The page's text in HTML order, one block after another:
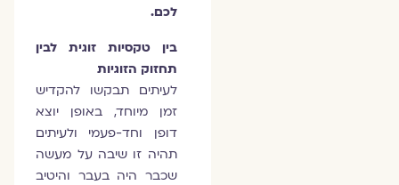
לכם.
בין טקסיות זוגית לבין
תחזוק הזוגיות
לעיתים תבקשו להקדיש
זמן מיוחד, באופן יוצא
דופן וחד-פעמי ולעיתים
תהיה זו שיבה על מעשה
שכבר היה בעבר והיטיב